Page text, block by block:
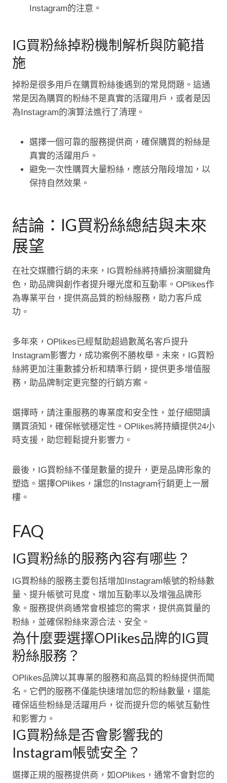
Instagram的注意。
IG買粉絲掉粉機制解析與防範措
施
掉粉是很多用戶在購買粉絲後遇到的常見問題。這通
常是因為購買的粉絲不是真實的活躍用戶，或者是因
為Instagram的演算法進行了清理。
選擇一個可靠的服務提供商，確保購買的粉絲是
真實的活躍用戶。
避免一次性購買大量粉絲，應該分階段增加，以
保持自然效果。
結論：IG買粉絲總結與未來
展望
在社交媒體行銷的未來，IG買粉絲將持續扮演關鍵角
色，助品牌與創作者提升曝光度和互動率。OPlikes作
為專業平台，提供高品質的粉絲服務，助力客戶成
功。
多年來，OPlikes已經幫助超過數萬名客戶提升
Instagram影響力，成功案例不勝枚舉。未來，IG買粉
絲將更加注重數據分析和精準行銷，提供更多增值服
務，助品牌制定更完整的行銷方案。
選擇時，請注重服務的專業度和安全性，並仔細閱讀
購買須知，確保帐號穩定性。OPlikes將持續提供24小
時支援，助您輕鬆提升影響力。
最後，IG買粉絲不僅是數量的提升，更是品牌形象的
塑造。選擇OPlikes，讓您的Instagram行銷更上一層
樓。
FAQ
IG買粉絲的服務內容有哪些？
IG買粉絲的服務主要包括增加Instagram帳號的粉絲數
量、提升帳號可見度、增加互動率以及增強品牌形
象。服務提供商通常會根據您的需求，提供高質量的
粉絲，並確保粉絲來源合法、安全。
為什麼要選擇OPlikes品牌的IG買
粉絲服務？
OPlikes品牌以其專業的服務和高品質的粉絲提供而聞
名。它們的服務不僅能快速增加您的粉絲數量，還能
確保這些粉絲是活躍用戶，從而提升您的帳號互動性
和影響力。
IG買粉絲是否會影響我的
Instagram帳號安全？
選擇正規的服務提供商，如OPlikes，通常不會對您的